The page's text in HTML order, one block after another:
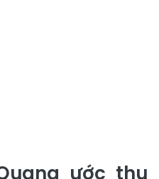
ước thu